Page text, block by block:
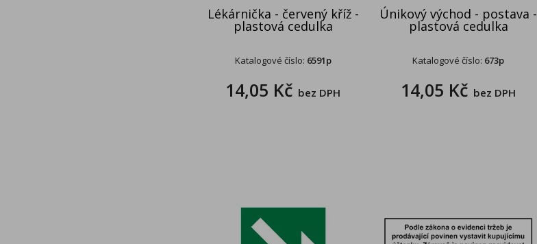
Lékárnička - červený kříž -
plastová cedulka
Katalogové číslo: 6591p
14,05 Kč bez DPH
Únikový východ - postava -
plastová cedulka
Katalogové číslo: 673p
14,05 Kč bez DPH